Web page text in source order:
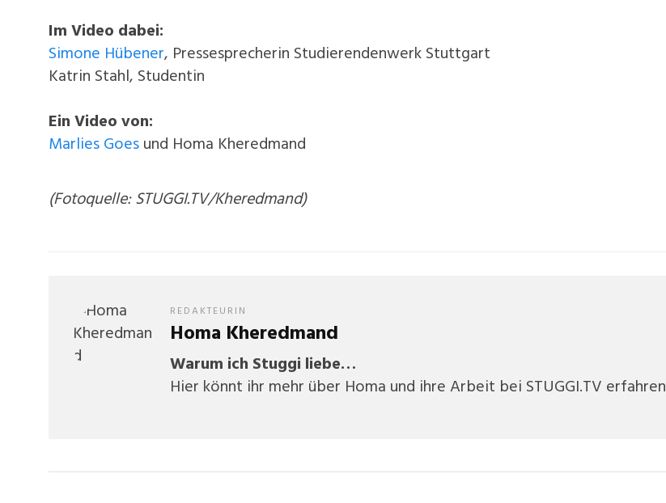
Im Video dabei:
Simone Hübener, Pressesprecherin Studierendenwerk Stuttgart
Katrin Stahl, Studentin
Ein Video von:
Marlies Goesund Homa Kheredmand
(Fotoquelle: STUGGI.TV/Kheredmand)
REDAKTEURIN
Homa Kheredmand
Warum ich Stuggi liebe…
Hier könnt ihr mehr über Homa und ihre Arbeit bei STUGGI.TV erfahren